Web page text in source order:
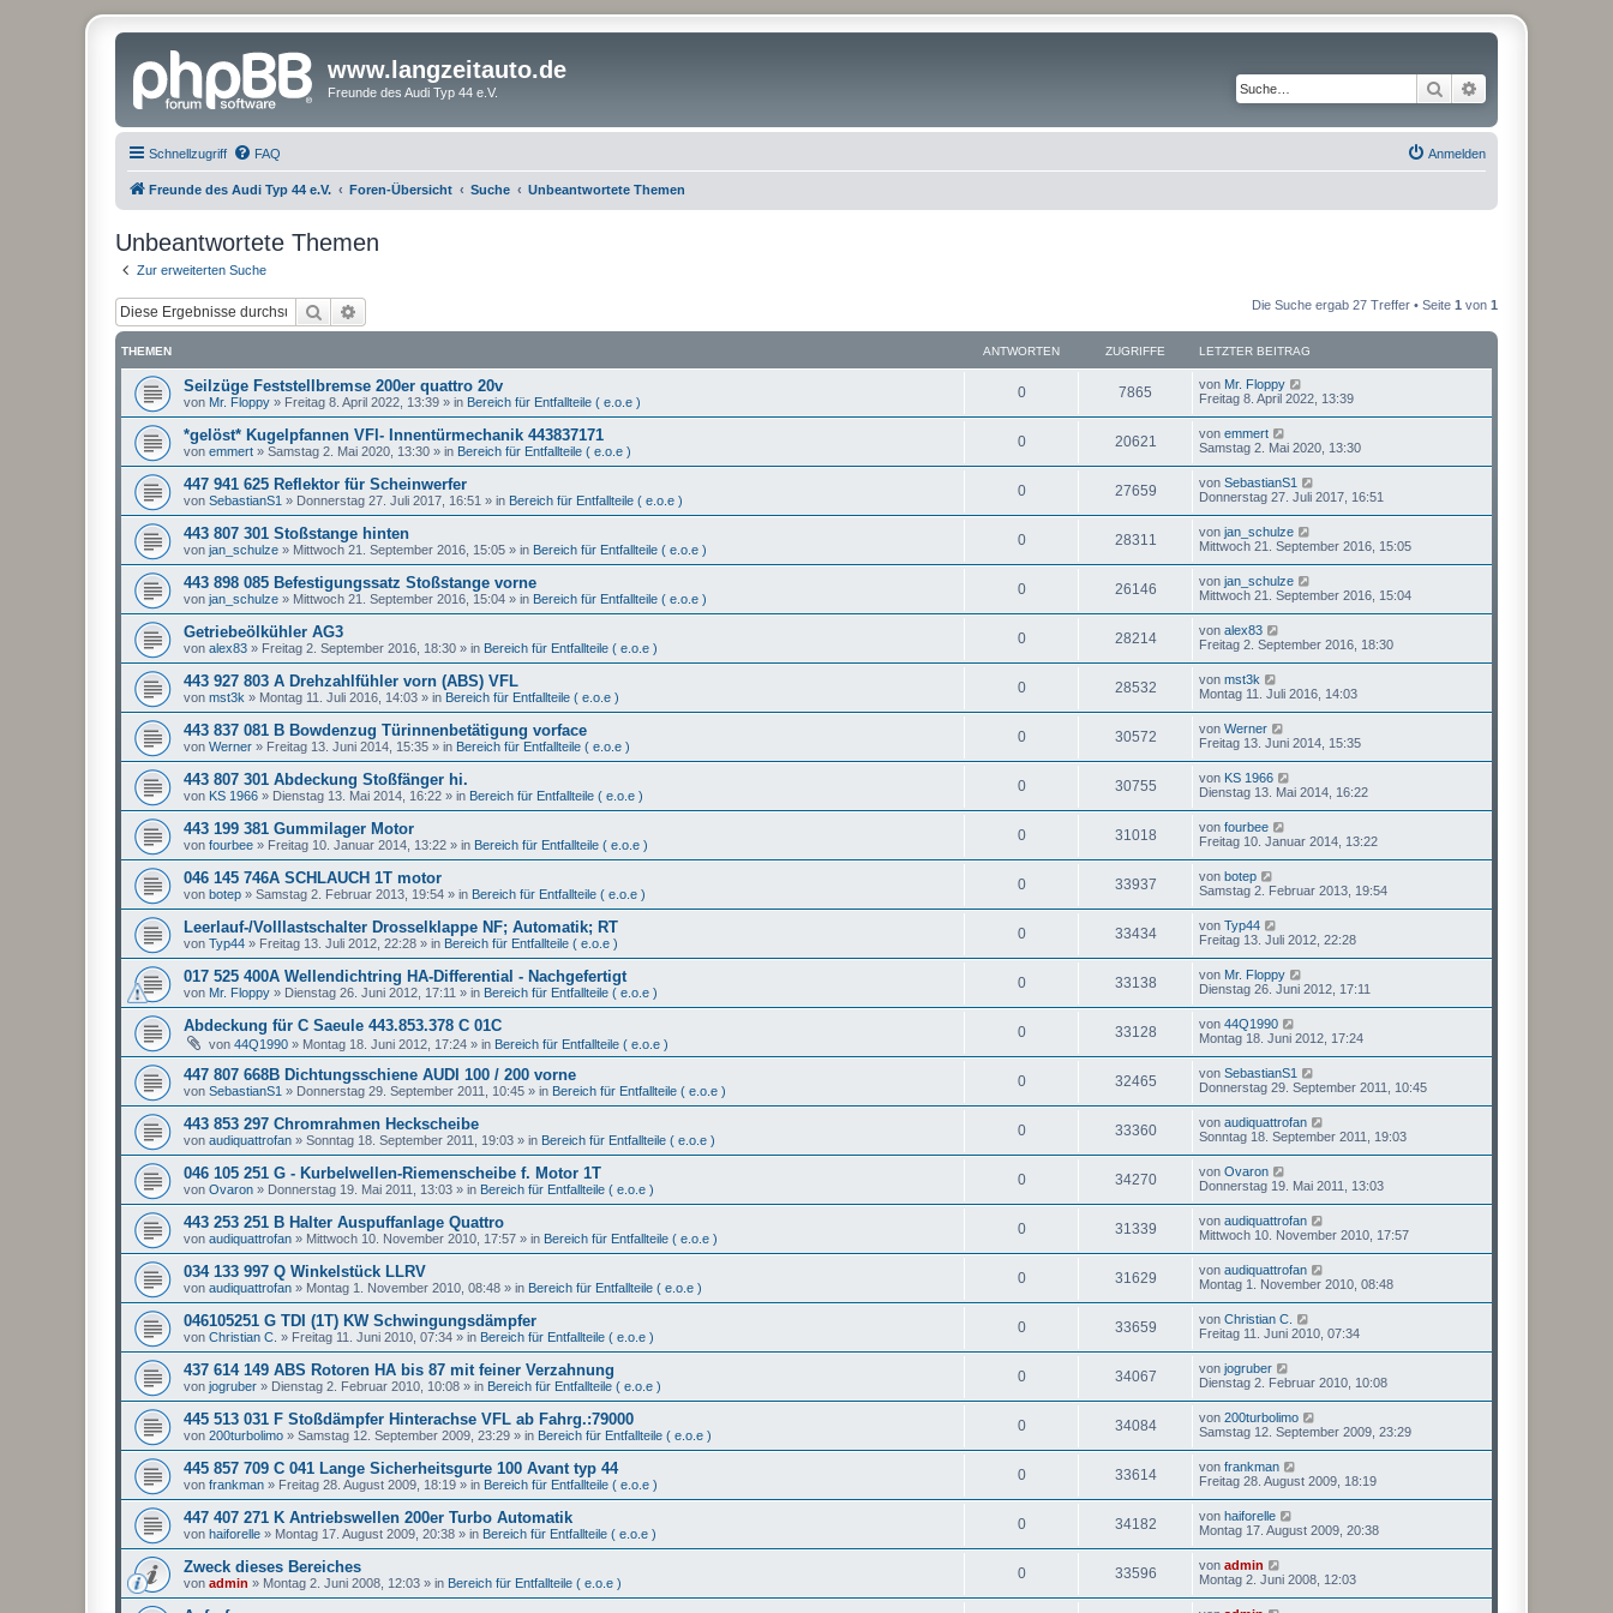
www.langzeitauto.de
Freunde des Audi Typ 44 e.V. Suche
Schnellzugriff FAQ Anmelden
Freunde des Audi Typ 44 e.V. Foren-Übersicht Suche Unbeantwortete Themen
Unbeantwortete Themen
Zur erweiterten Suche
Suche Die Suche ergab 27 Treffer • Seite 1 von 1
THEMEN ANTWORTEN ZUGRIFFE LETZTER BEITRAG
Seilzüge Feststellbremse 200er quattro 20v
von Mr. Floppy » Freitag 8. April 2022, 13:39 » in Bereich für Entfallteile ( e.o.e )
0 7865 von Mr. Floppy
Freitag 8. April 2022, 13:39
*gelöst* Kugelpfannen VFl- Innentürmechanik 443837171
von emmert » Samstag 2. Mai 2020, 13:30 » in Bereich für Entfallteile ( e.o.e )
0 20621 von emmert
Samstag 2. Mai 2020, 13:30
447 941 625 Reflektor für Scheinwerfer
von SebastianS1 » Donnerstag 27. Juli 2017, 16:51 » in Bereich für Entfallteile ( e.o.e )
0 27659 von SebastianS1
Donnerstag 27. Juli 2017, 16:51
443 807 301 Stoßstange hinten
von jan_schulze » Mittwoch 21. September 2016, 15:05 » in Bereich für Entfallteile ( e.o.e )
0 28311 von jan_schulze
Mittwoch 21. September 2016, 15:05
443 898 085 Befestigungssatz Stoßstange vorne
von jan_schulze » Mittwoch 21. September 2016, 15:04 » in Bereich für Entfallteile ( e.o.e )
0 26146 von jan_schulze
Mittwoch 21. September 2016, 15:04
Getriebeölkühler AG3
von alex83 » Freitag 2. September 2016, 18:30 » in Bereich für Entfallteile ( e.o.e )
0 28214 von alex83
Freitag 2. September 2016, 18:30
443 927 803 A Drehzahlfühler vorn (ABS) VFL
von mst3k » Montag 11. Juli 2016, 14:03 » in Bereich für Entfallteile ( e.o.e )
0 28532 von mst3k
Montag 11. Juli 2016, 14:03
443 837 081 B Bowdenzug Türinnenbetätigung vorface
von Werner » Freitag 13. Juni 2014, 15:35 » in Bereich für Entfallteile ( e.o.e )
0 30572 von Werner
Freitag 13. Juni 2014, 15:35
443 807 301 Abdeckung Stoßfänger hi.
von KS 1966 » Dienstag 13. Mai 2014, 16:22 » in Bereich für Entfallteile ( e.o.e )
0 30755 von KS 1966
Dienstag 13. Mai 2014, 16:22
443 199 381 Gummilager Motor
von fourbee » Freitag 10. Januar 2014, 13:22 » in Bereich für Entfallteile ( e.o.e )
0 31018 von fourbee
Freitag 10. Januar 2014, 13:22
046 145 746A SCHLAUCH 1T motor
von botep » Samstag 2. Februar 2013, 19:54 » in Bereich für Entfallteile ( e.o.e )
0 33937 von botep
Samstag 2. Februar 2013, 19:54
Leerlauf-/Volllastschalter Drosselklappe NF; Automatik; RT
von Typ44 » Freitag 13. Juli 2012, 22:28 » in Bereich für Entfallteile ( e.o.e )
0 33434 von Typ44
Freitag 13. Juli 2012, 22:28
017 525 400A Wellendichtring HA-Differential - Nachgefertigt
von Mr. Floppy » Dienstag 26. Juni 2012, 17:11 » in Bereich für Entfallteile ( e.o.e )
0 33138 von Mr. Floppy
Dienstag 26. Juni 2012, 17:11
Abdeckung für C Saeule 443.853.378 C 01C
von 44Q1990 » Montag 18. Juni 2012, 17:24 » in Bereich für Entfallteile ( e.o.e )
0 33128 von 44Q1990
Montag 18. Juni 2012, 17:24
447 807 668B Dichtungsschiene AUDI 100 / 200 vorne
von SebastianS1 » Donnerstag 29. September 2011, 10:45 » in Bereich für Entfallteile ( e.o.e )
0 32465 von SebastianS1
Donnerstag 29. September 2011, 10:45
443 853 297 Chromrahmen Heckscheibe
von audiquattrofan » Sonntag 18. September 2011, 19:03 » in Bereich für Entfallteile ( e.o.e )
0 33360 von audiquattrofan
Sonntag 18. September 2011, 19:03
046 105 251 G - Kurbelwellen-Riemenscheibe f. Motor 1T
von Ovaron » Donnerstag 19. Mai 2011, 13:03 » in Bereich für Entfallteile ( e.o.e )
0 34270 von Ovaron
Donnerstag 19. Mai 2011, 13:03
443 253 251 B Halter Auspuffanlage Quattro
von audiquattrofan » Mittwoch 10. November 2010, 17:57 » in Bereich für Entfallteile ( e.o.e )
0 31339 von audiquattrofan
Mittwoch 10. November 2010, 17:57
034 133 997 Q Winkelstück LLRV
von audiquattrofan » Montag 1. November 2010, 08:48 » in Bereich für Entfallteile ( e.o.e )
0 31629 von audiquattrofan
Montag 1. November 2010, 08:48
046105251 G TDI (1T) KW Schwingungsdämpfer
von Christian C. » Freitag 11. Juni 2010, 07:34 » in Bereich für Entfallteile ( e.o.e )
0 33659 von Christian C.
Freitag 11. Juni 2010, 07:34
437 614 149 ABS Rotoren HA bis 87 mit feiner Verzahnung
von jogruber » Dienstag 2. Februar 2010, 10:08 » in Bereich für Entfallteile ( e.o.e )
0 34067 von jogruber
Dienstag 2. Februar 2010, 10:08
445 513 031 F Stoßdämpfer Hinterachse VFL ab Fahrg.:79000
von 200turbolimo » Samstag 12. September 2009, 23:29 » in Bereich für Entfallteile ( e.o.e )
0 34084 von 200turbolimo
Samstag 12. September 2009, 23:29
445 857 709 C 041 Lange Sicherheitsgurte 100 Avant typ 44
von frankman » Freitag 28. August 2009, 18:19 » in Bereich für Entfallteile ( e.o.e )
0 33614 von frankman
Freitag 28. August 2009, 18:19
447 407 271 K Antriebswellen 200er Turbo Automatik
von haiforelle » Montag 17. August 2009, 20:38 » in Bereich für Entfallteile ( e.o.e )
0 34182 von haiforelle
Montag 17. August 2009, 20:38
Zweck dieses Bereiches
von admin » Montag 2. Juni 2008, 12:03 » in Bereich für Entfallteile ( e.o.e )
0 33596 von admin
Montag 2. Juni 2008, 12:03